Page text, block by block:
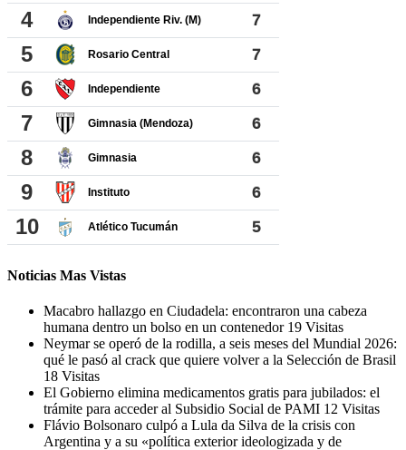
Noticias Mas Vistas
Macabro hallazgo en Ciudadela: encontraron una cabeza
humana dentro un bolso en un contenedor 19 Visitas
Neymar se operó de la rodilla, a seis meses del Mundial 2026:
qué le pasó al crack que quiere volver a la Selección de Brasil
18 Visitas
El Gobierno elimina medicamentos gratis para jubilados: el
trámite para acceder al Subsidio Social de PAMI 12 Visitas
Flávio Bolsonaro culpó a Lula da Silva de la crisis con
Argentina y a su «política exterior ideologizada y de